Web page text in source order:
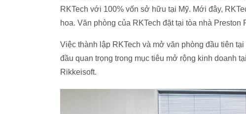
RKTech với 100% vốn sở hữu tại Mỹ. Mới đây,
hoa. Văn phòng của RKTech đặt tại tòa nhà
Việc thành lập RKTech và mở văn phòng đầu tiên
đầu quan trọng trong mục tiêu mở rộng kinh doanh
Rikkeisoft.